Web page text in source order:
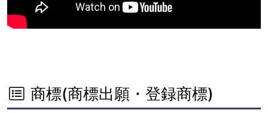
商標(商標出願・登録商標)